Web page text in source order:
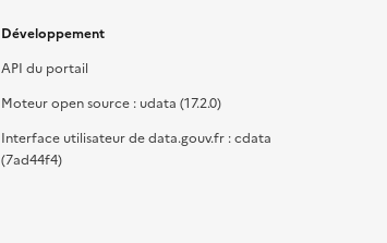
Développement
API du portail
Moteur open source : udata (17.2.0)
Interface utilisateur de data.gouv.fr : cdata
(7ad44f4)